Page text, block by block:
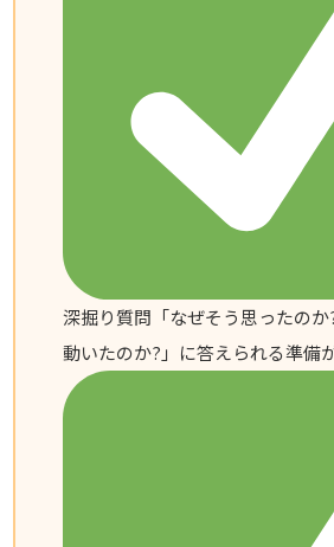
深掘り質問「なぜそう思ったの
動いたのか?」に答えられる準備